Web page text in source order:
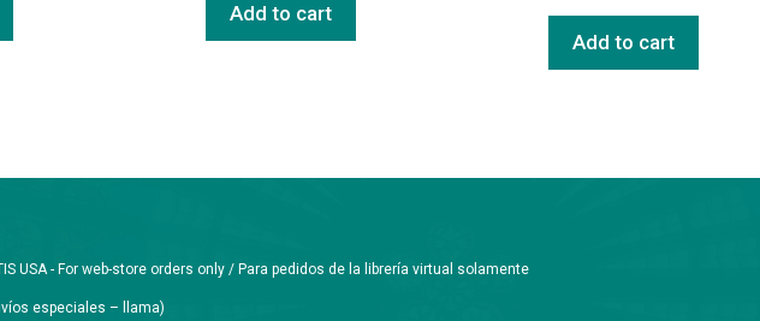
Add to cart
Add to cart
USA - For web-store orders only / Para pedidos de la librería virtual solamente
especiales – llama)